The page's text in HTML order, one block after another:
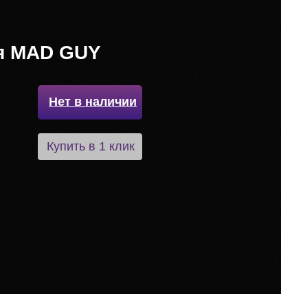
MAD GUY
Нет в наличии
Купить в 1 клик